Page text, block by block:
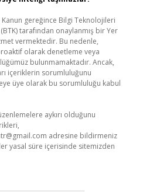
Kanun gereğince Bilgi Teknolojileri
tarafından onaylanmış bir Yer
vermektedir. Bu nedenle,
olarak denetleme veya
bulunmamaktadır. Ancak,
içeriklerin sorumluluğunu
üye olarak bu sorumluluğu kabul
aykırı olduğunu
adresine bildirmeniz
yasal süre içerisinde sitemizden